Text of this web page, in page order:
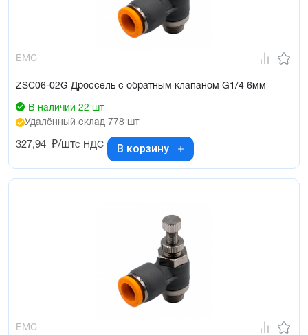
EMC
ZSC06-02G Дроссель с обратным клапаном G1/4 6мм
В наличии 22 шт
Удалённый склад 778 шт
327,94 ₽/штс НДС В корзину
EMC